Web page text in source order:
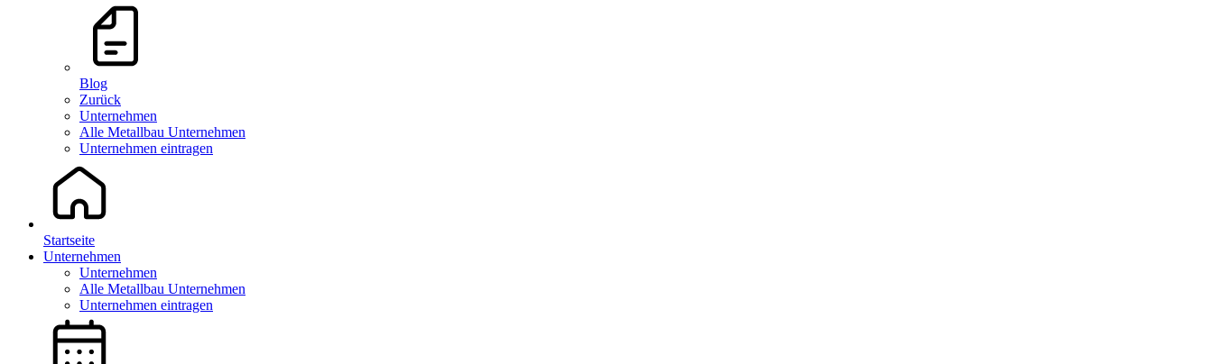
Blog
Zurück
Unternehmen
Alle Metallbau Unternehmen
Unternehmen eintragen
Startseite
Unternehmen
Unternehmen
Alle Metallbau Unternehmen
Unternehmen eintragen